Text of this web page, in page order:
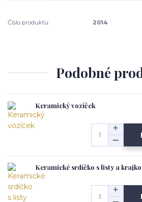
Číslo produktu: 2014
Podobné
Keramický vozíček
Keramické srdíčko s listy a